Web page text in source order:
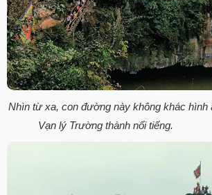
Nhìn từ xa, con đường này không khác hình
Vạn lý Trường thành